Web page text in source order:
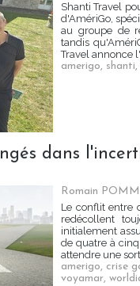
Shanti Travel
d'AmériGo,
au groupe de
tandis
Travel annonce
amerigo, shanti,
dans
Romain
Le conflit entre
redécollent
initialement
de quatre à
attendre une
amerigo, crise
voyamar,